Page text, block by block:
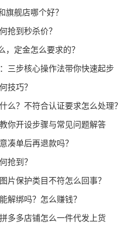
旗舰店哪个好？
抢到秒杀价？
定金怎么要求的？
三步核心操作法带你快速起步
技巧？
么？不符合认证要求怎么处理？
你开设步骤与常见问题解答
凑单后再退款吗？
抢到？
片保护类目不符怎么回事？
解绑吗？怎么赚钱？
多多店铺怎么一件代发上货